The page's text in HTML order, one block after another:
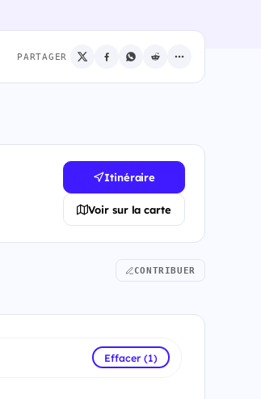
PARTAGER
Itinéraire
Voir sur la carte
CONTRIBUER
Effacer (1)